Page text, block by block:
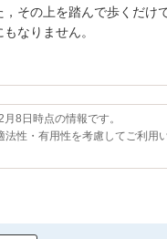
，その上を踏んで歩くだけ
なりません。
8日時点の情報です。
法性・有用性を考慮してご利用